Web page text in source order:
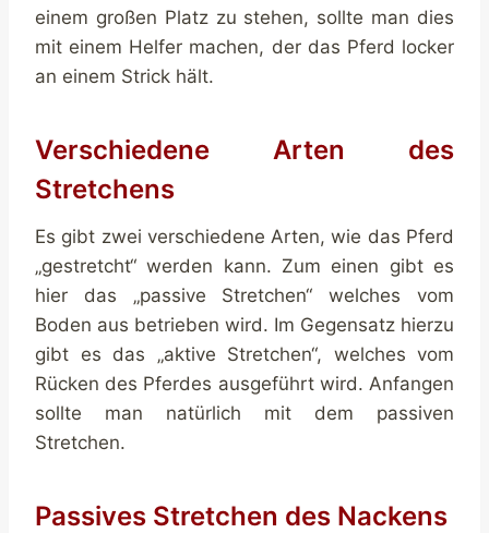
einem großen Platz zu stehen, sollte man dies
mit einem Helfer machen, der das Pferd locker
an einem Strick hält.
Verschiedene Arten des
Stretchens
Es gibt zwei verschiedene Arten, wie das Pferd
„gestretcht“ werden kann. Zum einen gibt es
hier das „passive Stretchen“ welches vom
Boden aus betrieben wird. Im Gegensatz hierzu
gibt es das „aktive Stretchen“, welches vom
Rücken des Pferdes ausgeführt wird. Anfangen
sollte man natürlich mit dem passiven
Stretchen.
Passives Stretchen des Nackens